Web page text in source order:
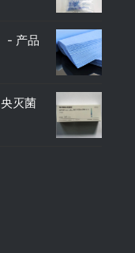
- 产品
灭菌